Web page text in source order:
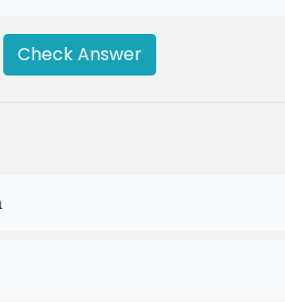
Check Answer